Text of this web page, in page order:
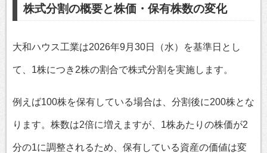
株式分割の概要と株価・保有株数の変化
大和ハウス工業は2026年9月30日（水）を基準日とし
て、1株につき2株の割合で株式分割を実施します。
例えば100株を保有している場合は、分割後に200株とな
ります。株数は2倍に増えますが、1株あたりの株価が2
分の1に調整されるため、保有している資産の価値は変